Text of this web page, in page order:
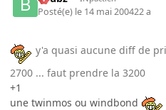
Posté(e) le 14 mai 200422 a
y'a quasi aucune diff de
2700 ... faut prendre la 3200
+1
une twinmos ou windbond